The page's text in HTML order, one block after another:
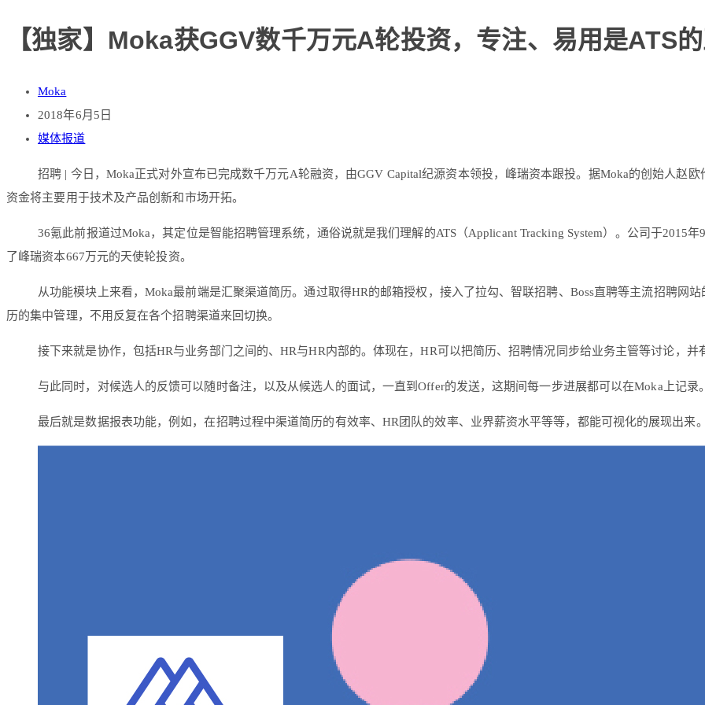
【独家】Moka获GGV数千万元A轮投资，专注、易用是ATS
Moka
2018年6月5日
媒体报道
招聘 | 今日，Moka正式对外宣布已完成数千万元A轮融资，由GGV Capital纪源资本领投，峰瑞资本跟投。据Moka的创始人赵
资金将主要用于技术及产品创新和市场开拓。
36氪此前报道过Moka，其定位是智能招聘管理系统，通俗说就是我们理解的ATS（Applicant Tracking System）。公司于2015
了峰瑞资本667万元的天使轮投资。
从功能模块上来看，Moka最前端是汇聚渠道简历。通过取得HR的邮箱授权，接入了拉勾、智联招聘、Boss直聘等主流招聘网
历的集中管理，不用反复在各个招聘渠道来回切换。
接下来就是协作，包括HR与业务部门之间的、HR与HR内部的。体现在，HR可以把简历、招聘情况同步给业务主管等讨论，
与此同时，对候选人的反馈可以随时备注，以及从候选人的面试，一直到Offer的发送，这期间每一步进展都可以在Moka上记录
最后就是数据报表功能，例如，在招聘过程中渠道简历的有效率、HR团队的效率、业界薪资水平等等，都能可视化的展现出来